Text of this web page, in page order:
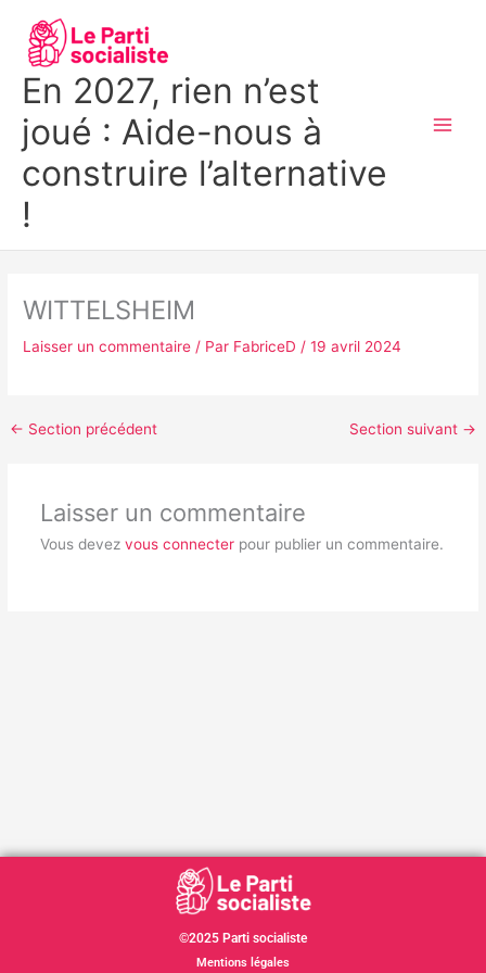
contenu
En 2027, rien n’est
joué : Aide-nous à
construire l’alternative
!
WITTELSHEIM
Laisser un commentaire / Par FabriceD/19 avril 2024
← Section précédent Section suivant →
Laisser un commentaire
Vous devez vous connecterpour publier un commentaire.
©2025 Parti socialiste
Mentions légales